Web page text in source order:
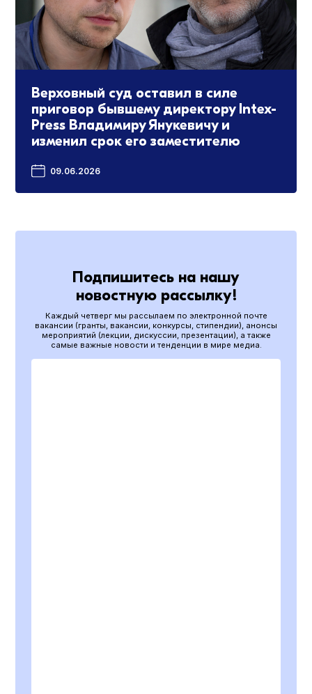
Верховный суд оставил в силе
приговор бывшему директору Intex-
Press Владимиру Янукевичу и
изменил срок его заместителю
09.06.2026
Подпишитесь на нашу
новостную рассылку!
Каждый четверг мы рассылаем по электронной почте
вакансии (гранты, вакансии, конкурсы, стипендии), анонсы
мероприятий (лекции, дискуссии, презентации), а также
самые важные новости и тенденции в мире медиа.